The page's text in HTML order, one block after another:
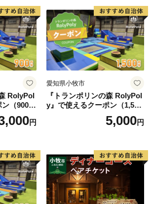
ティー チケット 券 2名様分
お祝 誕生日 記念日 名鉄小牧
ホテル 愛知県 小牧市 送料無
料
RolyPol
（900
円
愛知県小牧市
『トランポリンの森 RolyPol
y』で使えるクーポン（1,500
5,000円